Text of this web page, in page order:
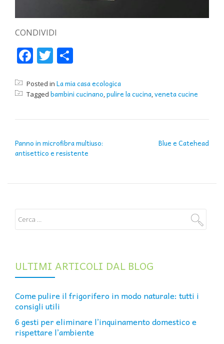
CONDIVIDI
FacebookTwitter
Posted in La mia casa ecologica
Tagged bambini cucinano,pulire la cucina,veneta cucine
Panno in microfibra multiuso:
antisettico e resistente
Blue e Catehead
ULTIMI ARTICOLI DAL BLOG
Come pulire il frigorifero in modo naturale: tutti i
consigli utili
6 gesti per eliminare l’inquinamento domestico e
rispettare l’ambiente